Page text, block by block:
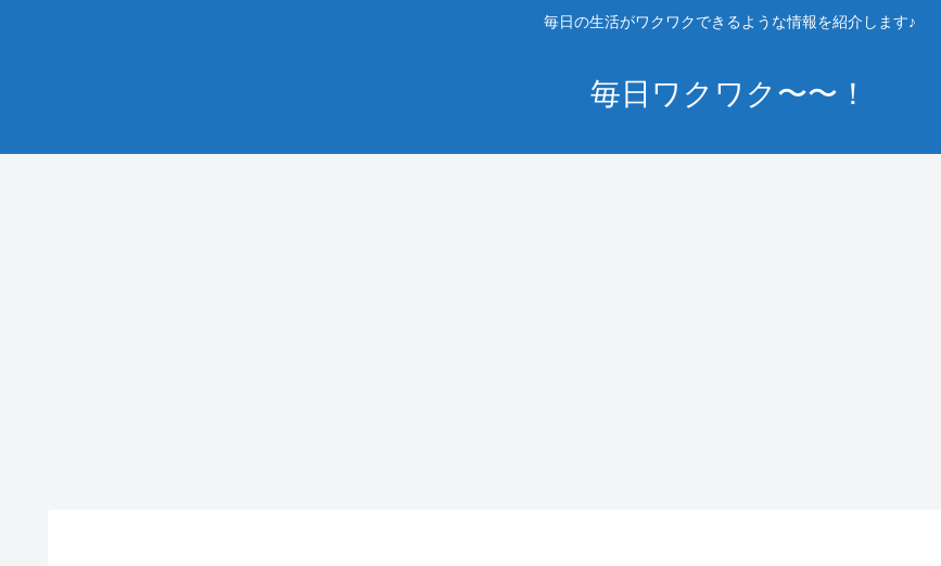
毎日の生活がワクワクできるような情報を紹介します♪
毎日ワクワク〜〜！